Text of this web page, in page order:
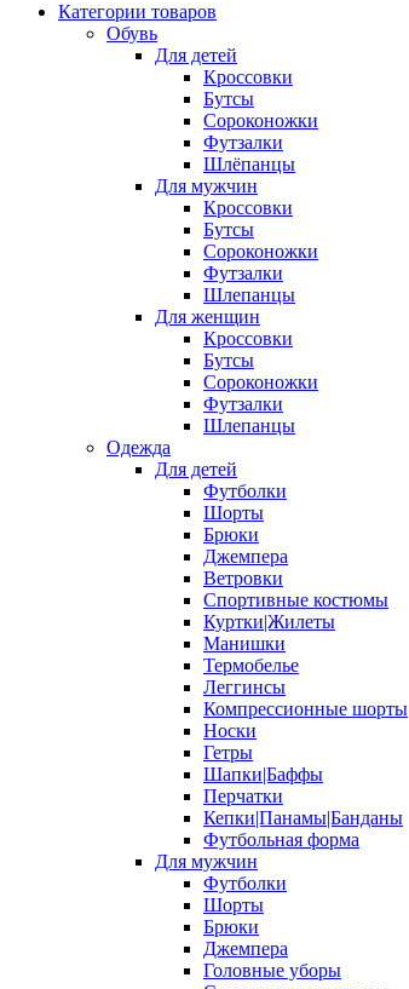
Категории товаров
Обувь
Для детей
Кроссовки
Бутсы
Сороконожки
Футзалки
Шлёпанцы
Для мужчин
Кроссовки
Бутсы
Сороконожки
Футзалки
Шлепанцы
Для женщин
Кроссовки
Бутсы
Сороконожки
Футзалки
Шлепанцы
Одежда
Для детей
Футболки
Шорты
Брюки
Джемпера
Ветровки
Спортивные костюмы
Куртки|Жилеты
Манишки
Термобелье
Леггинсы
Компрессионные шорты
Носки
Гетры
Шапки|Баффы
Перчатки
Кепки|Панамы|Банданы
Футбольная форма
Для мужчин
Футболки
Шорты
Брюки
Джемпера
Головные уборы